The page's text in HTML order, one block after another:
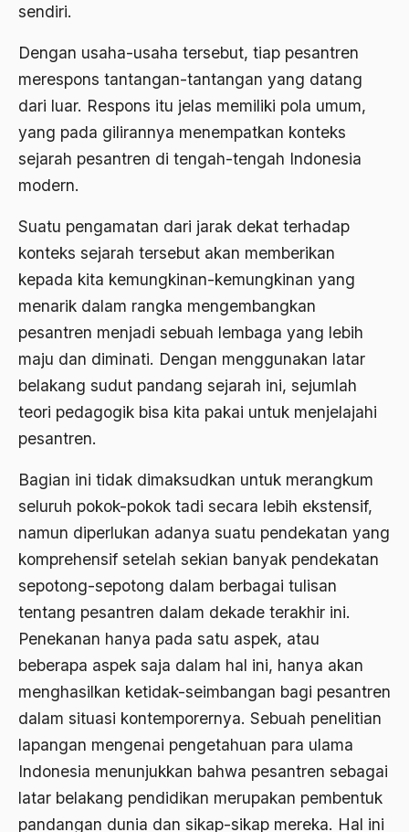
sendiri.
Dengan usaha-usaha tersebut, tiap pesantren
merespons tantangan-tantangan yang datang
dari luar. Respons itu jelas memiliki pola umum,
yang pada gilirannya menempatkan konteks
sejarah pesantren di tengah-tengah Indonesia
modern.
Suatu pengamatan dari jarak dekat terhadap
konteks sejarah tersebut akan memberikan
kepada kita kemungkinan-kemungkinan yang
menarik dalam rangka mengembangkan
pesantren menjadi sebuah lembaga yang lebih
maju dan diminati. Dengan menggunakan latar
belakang sudut pandang sejarah ini, sejumlah
teori pedagogik bisa kita pakai untuk menjelajahi
pesantren.
Bagian ini tidak dimaksudkan untuk merangkum
seluruh pokok-pokok tadi secara lebih ekstensif,
namun diperlukan adanya suatu pendekatan yang
komprehensif setelah sekian banyak pendekatan
sepotong-sepotong dalam berbagai tulisan
tentang pesantren dalam dekade terakhir ini.
Penekanan hanya pada satu aspek, atau
beberapa aspek saja dalam hal ini, hanya akan
menghasilkan ketidak-seimbangan bagi pesantren
dalam situasi kontemporernya. Sebuah penelitian
lapangan mengenai pengetahuan para ulama
Indonesia menunjukkan bahwa pesantren sebagai
latar belakang pendidikan merupakan pembentuk
pandangan dunia dan sikap-sikap mereka. Hal ini
1982
1981
1980
1979
1977
1976
1975
1974
1972
1971
Adopsi
Adu Pinalti
Advisors
Afganistan
Afiliasi Kultural
Afrika
Afrika utara
agama
Agama & Negara
Agama Asli
Agama Asli Indonesia
Agama dan Negara
Agama dan Pemerintah
Agama dan Politik
Agama dan Praktis
Agama Demokrasi
Agama di Asia
agama elitis
Agama Hukum
Agama Inovasi
Agama Islam
agama populer